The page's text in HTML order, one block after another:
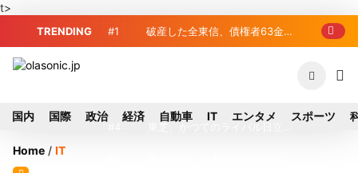
t>
TRENDING #1 破産した全東信、債権者63金融
国内 国際 政治 経済 自動車 IT エンタメ スポーツ
Home / IT